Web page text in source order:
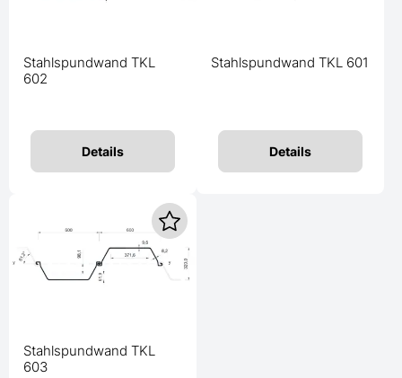
Stahlspundwand TKL
602
Details
Stahlspundwand TKL 601
Details
Stahlspundwand TKL
603